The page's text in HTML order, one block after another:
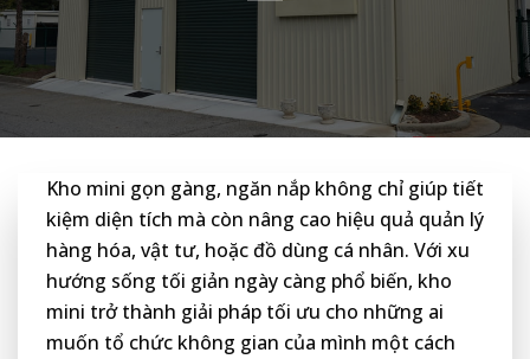
Kho mini gọn gàng, ngăn nắp không chỉ giúp tiết
kiệm diện tích mà còn nâng cao hiệu quả quản lý
hàng hóa, vật tư, hoặc đồ dùng cá nhân. Với xu
hướng sống tối giản ngày càng phổ biến, kho
mini trở thành giải pháp tối ưu cho những ai
muốn tổ chức không gian của mình một cách